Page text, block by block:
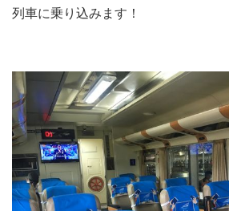
列車に乗り込みます！